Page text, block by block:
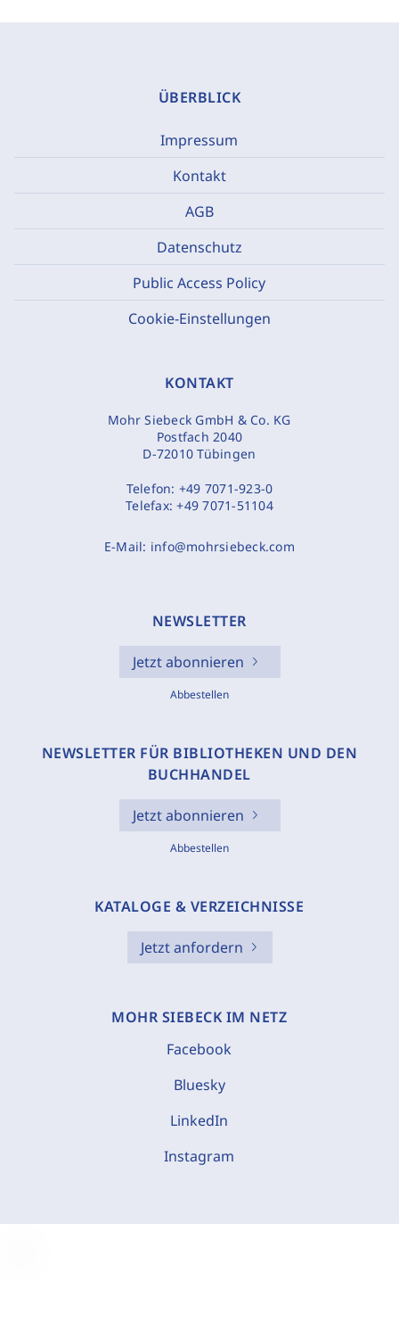
ÜBERBLICK
Impressum
Kontakt
AGB
Datenschutz
Public Access Policy
Cookie-Einstellungen
KONTAKT
Mohr Siebeck GmbH & Co. KG
Postfach 2040
D-72010 Tübingen
Telefon: +49 7071-923-0
Telefax:+49 7071-51104
E-Mail: info@mohrsiebeck.com
NEWSLETTER
Jetzt abonnieren
Abbestellen
NEWSLETTER FÜR BIBLIOTHEKEN UND DEN
BUCHHANDEL
Jetzt abonnieren
Abbestellen
KATALOGE & VERZEICHNISSE
Jetzt anfordern
MOHR SIEBECK IM NETZ
Facebook
Bluesky
LinkedIn
Instagram